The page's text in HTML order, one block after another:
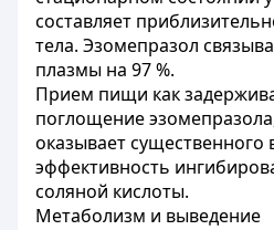
составляет
тела. Эзомепразол
плазмы на 97 %.
Прием пищи как
поглощение
оказывает существенного
эффективность
соляной кислоты.
Метаболизм и выведение